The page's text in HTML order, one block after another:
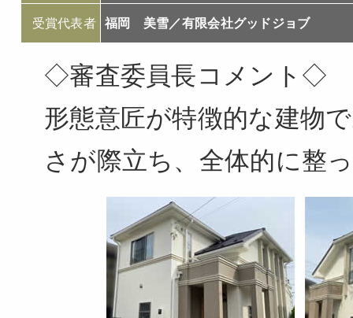
受賞代表者 福岡 美雪／有限会社グッドジョブ
◇審査委員長コメント◇
形態意匠が特徴的な建物
さが際立ち、全体的に整